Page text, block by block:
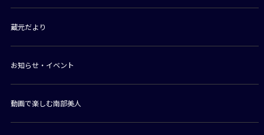
蔵元だより
お知らせ・イベント
動画で楽しむ南部美人